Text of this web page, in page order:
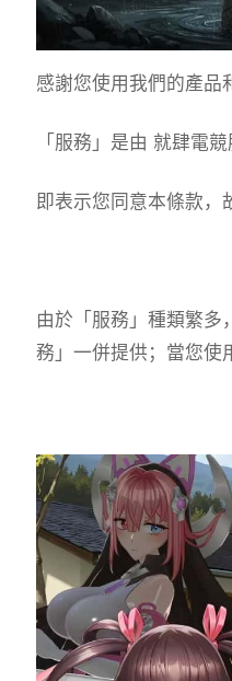
感謝您使用我們的產品
「服務」是由 就肆電
即表示您同意本條款，
由於「服務」種類繁多
務」一併提供；當您使